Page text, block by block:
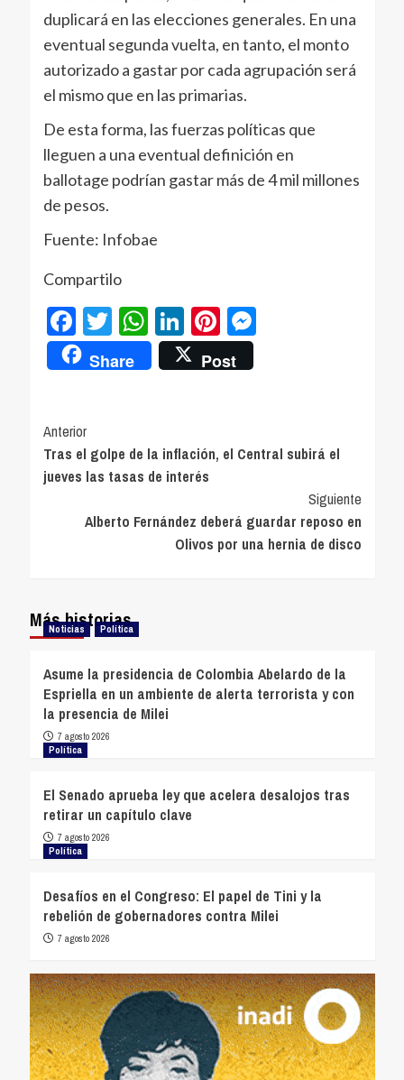
duplicará en las elecciones generales. En una
eventual segunda vuelta, en tanto, el monto
autorizado a gastar por cada agrupación será
el mismo que en las primarias.
De esta forma, las fuerzas políticas que
lleguen a una eventual definición en
ballotage podrían gastar más de 4 mil millones
de pesos.
Fuente: Infobae
Compartilo
Facebook
Twitter
WhatsApp
LinkedIn
Pinterest
Messenger
Share Post
Navegación
de
entradas
Anterior
Tras el golpe de la inflación, el Central subirá el
jueves las tasas de interés
Siguiente
Alberto Fernández deberá guardar reposo en
Olivos por una hernia de disco
Más historias
Noticias Política
Asume la presidencia de Colombia Abelardo de la
Espriella en un ambiente de alerta terrorista y con
la presencia de Milei
7 agosto 2026
Política
El Senado aprueba ley que acelera desalojos tras
retirar un capítulo clave
7 agosto 2026
Política
Desafíos en el Congreso: El papel de Tini y la
rebelión de gobernadores contra Milei
7 agosto 2026